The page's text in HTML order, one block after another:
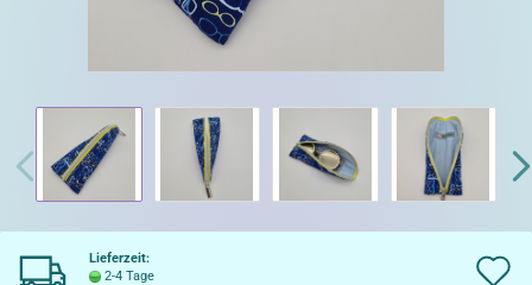
Lieferzeit:
2-4 Tage